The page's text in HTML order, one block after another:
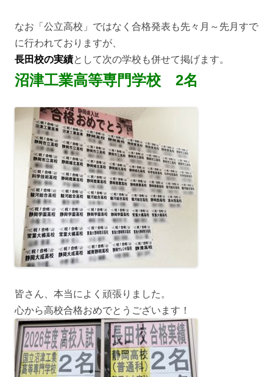
なお「公立高校」ではなく合格発表も先々月～先月すで
に行われておりますが、
長田校の実績として次の学校も併せて掲げます。
沼津工業高等専門学校 2名
皆さん、本当によく頑張りました。
心から高校合格おめでとうございます！